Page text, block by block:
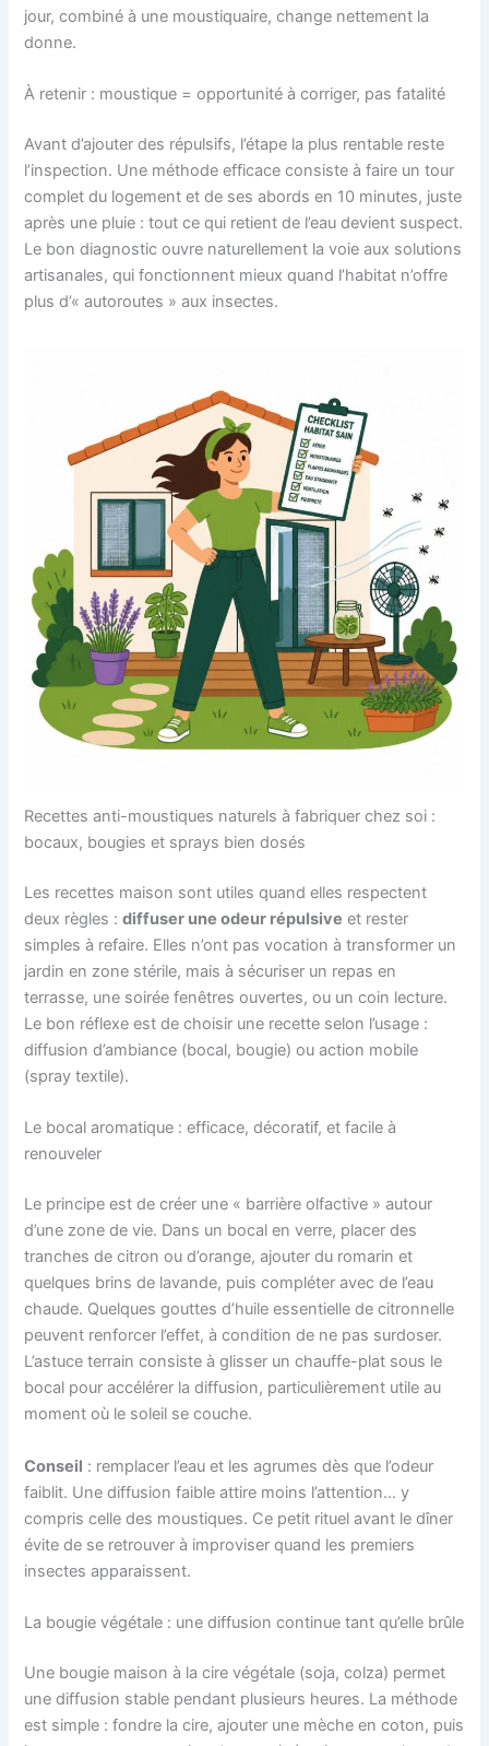
jour, combiné à une moustiquaire, change nettement la
donne.
À retenir : moustique = opportunité à corriger, pas fatalité
Avant d’ajouter des répulsifs, l’étape la plus rentable reste
l’inspection. Une méthode efficace consiste à faire un tour
complet du logement et de ses abords en 10 minutes, juste
après une pluie : tout ce qui retient de l’eau devient suspect.
Le bon diagnostic ouvre naturellement la voie aux solutions
artisanales, qui fonctionnent mieux quand l’habitat n’offre
plus d’« autoroutes » aux insectes.
Recettes anti-moustiques naturels à fabriquer chez soi :
bocaux, bougies et sprays bien dosés
Les recettes maison sont utiles quand elles respectent
deux règles :diffuser une odeur répulsive et rester
simples à refaire. Elles n’ont pas vocation à transformer un
jardin en zone stérile, mais à sécuriser un repas en
terrasse, une soirée fenêtres ouvertes, ou un coin lecture.
Le bon réflexe est de choisir une recette selon l’usage :
diffusion d’ambiance (bocal, bougie) ou action mobile
(spray textile).
Le bocal aromatique : efficace, décoratif, et facile à
renouveler
Le principe est de créer une « barrière olfactive » autour
d’une zone de vie. Dans un bocal en verre, placer des
tranches de citron ou d’orange, ajouter du romarin et
quelques brins de lavande, puis compléter avec de l’eau
chaude. Quelques gouttes d’huile essentielle de citronnelle
peuvent renforcer l’effet, à condition de ne pas surdoser.
L’astuce terrain consiste à glisser un chauffe-plat sous le
bocal pour accélérer la diffusion, particulièrement utile au
moment où le soleil se couche.
Conseil : remplacer l’eau et les agrumes dès que l’odeur
faiblit. Une diffusion faible attire moins l’attention… y
compris celle des moustiques. Ce petit rituel avant le dîner
évite de se retrouver à improviser quand les premiers
insectes apparaissent.
La bougie végétale : une diffusion continue tant qu’elle brûle
Une bougie maison à la cire végétale (soja, colza) permet
une diffusion stable pendant plusieurs heures. La méthode
est simple : fondre la cire, ajouter une mèche en coton, puis